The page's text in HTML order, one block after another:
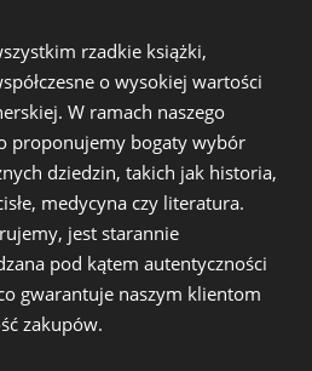
rzadkie książki,
o wysokiej wartości
W ramach naszego
proponujemy bogaty wybór
dziedzin, takich jak historia,
medycyna czy literatura.
jest starannie
pod kątem autentyczności
gwarantuje naszym klientom
zakupów.